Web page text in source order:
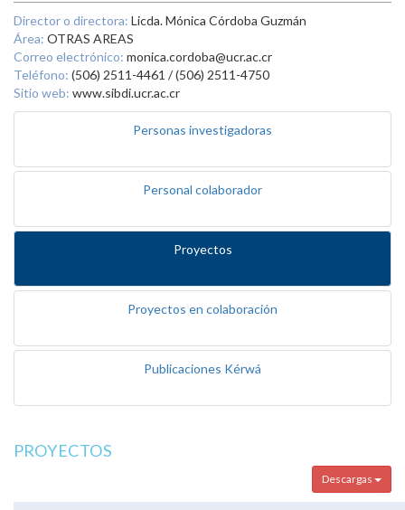
Director o directora: Licda. Mónica Córdoba Guzmán
Área: OTRAS AREAS
Correo electrónico: monica.cordoba@ucr.ac.cr
Teléfono: (506) 2511-4461 / (506) 2511-4750
Sitio web: www.sibdi.ucr.ac.cr
Personas investigadoras
Personal colaborador
Proyectos
Proyectos en colaboración
Publicaciones Kérwá
PROYECTOS
Descargas